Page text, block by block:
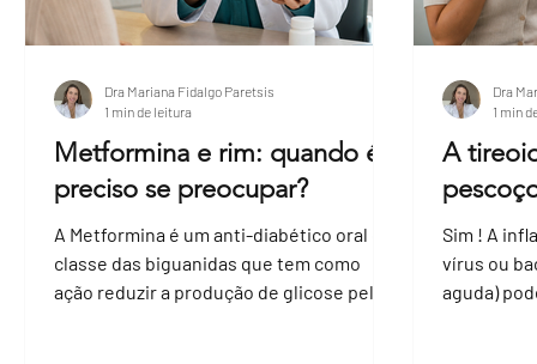
Metformina e rim: quando é
preciso se preocupar?
A Metformina é um anti-diabético oral da
classe das biguanidas que tem como
ação reduzir a produção de glicose pelo
Dra Mariana Fidalgo Paretsis
1 min de leitura
A
Sim ! A
vírus ou
aguda)
Dra
1 min